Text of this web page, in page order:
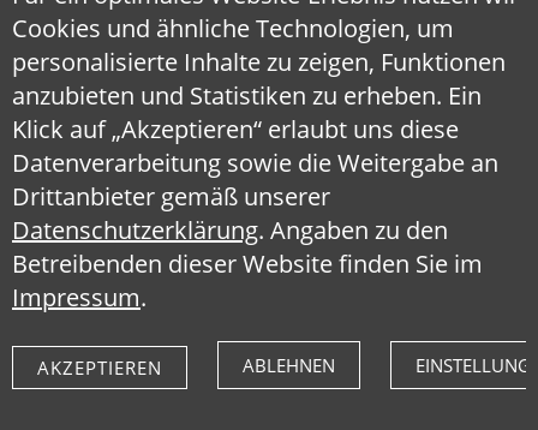
Cookies und ähnliche Technologien, um
personalisierte Inhalte zu zeigen, Funktionen
anzubieten und Statistiken zu erheben. Ein
Klick auf „Akzeptieren“ erlaubt uns diese
Datenverarbeitung sowie die Weitergabe an
Drittanbieter gemäß unserer
Datenschutzerklärung. Angaben zu den
Betreibenden dieser Website finden Sie im
Impressum.
ABLEHNEN
AKZEPTIEREN